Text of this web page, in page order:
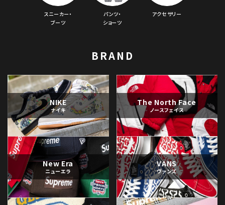
スニーカー・
ブーツ
パンツ・
ショーツ
アクセサリー
BRAND
NIKE
ナイキ
The North Face
ノースフェイス
New Era
ニューエラ
VANS
ヴァンズ